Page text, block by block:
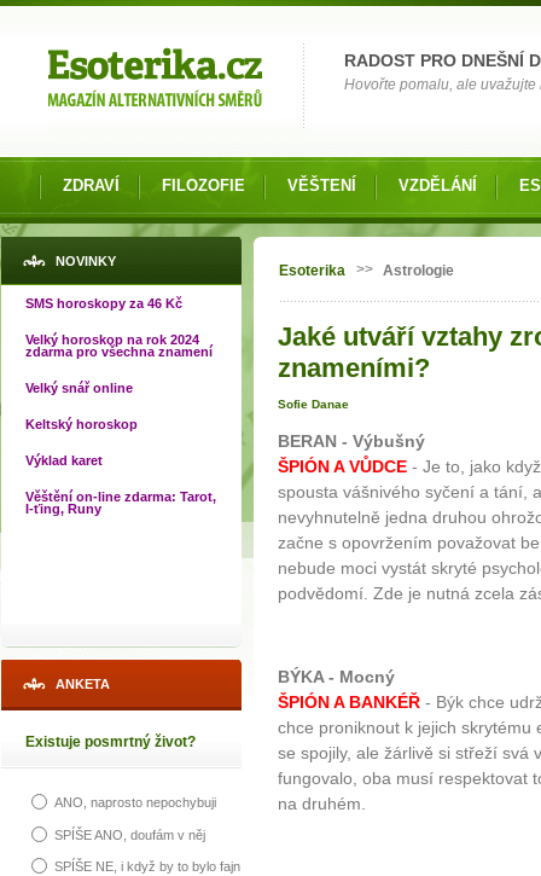
RADOST PRO DNEŠNÍ
Hovořte pomalu, ale uvažujte
ZDRAVÍ FILOZOFIE VĚŠTENÍ VZDĚLÁNÍ
NOVINKY
SMS horoskopy za 46 Kč
Velký horoskop na rok 2024
zdarma pro všechna znamení
Velký snář online
Keltský horoskop
Výklad karet
Věštění on-line zdarma: Tarot,
I-ťing, Runy
ANKETA
Existuje posmrtný život?
ANO, naprosto nepochybuji
SPÍŠE ANO, doufám v něj
SPÍŠE NE, i když by to bylo fajn
Jste zde
Esoterika >> Astrologie
Jaké utváří vztahy
znameními?
Sofie Danae
BERAN - Výbušný
ŠPIÓN A VŮDCE - Je to, jako
spousta vášnivého syčení a tání,
nevyhnutelně jedna druhou
začne s opovržením považovat
nebude moci vystát skryté
podvědomí. Zde je nutná zcela
BÝKA - Mocný
ŠPIÓN A BANKÉŘ - Býk chce
chce proniknout k jejich
se spojily, ale žárlivě si střeží svá
fungovalo, oba musí respektovat
na druhém.